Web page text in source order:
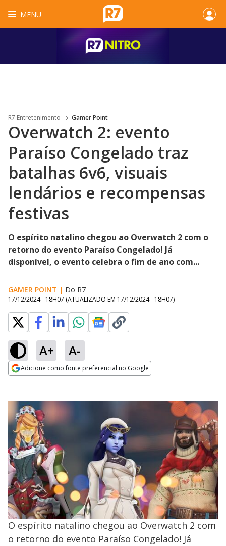
MENU
R7 Entretenimento Gamer Point
Overwatch 2: evento
Paraíso Congelado traz
batalhas 6v6, visuais
lendários e recompensas
festivas
O espírito natalino chegou ao Overwatch 2 com o
retorno do evento Paraíso Congelado! Já
disponível, o evento celebra o fim de ano com...
GAMER POINT | Do R7
17/12/2024 - 18H07 (ATUALIZADO EM 17/12/2024 - 18H07)
A+ A-
Adicione como fonte preferencial no Google
O espírito natalino chegou ao Overwatch 2 com
o retorno do evento Paraíso Congelado! Já